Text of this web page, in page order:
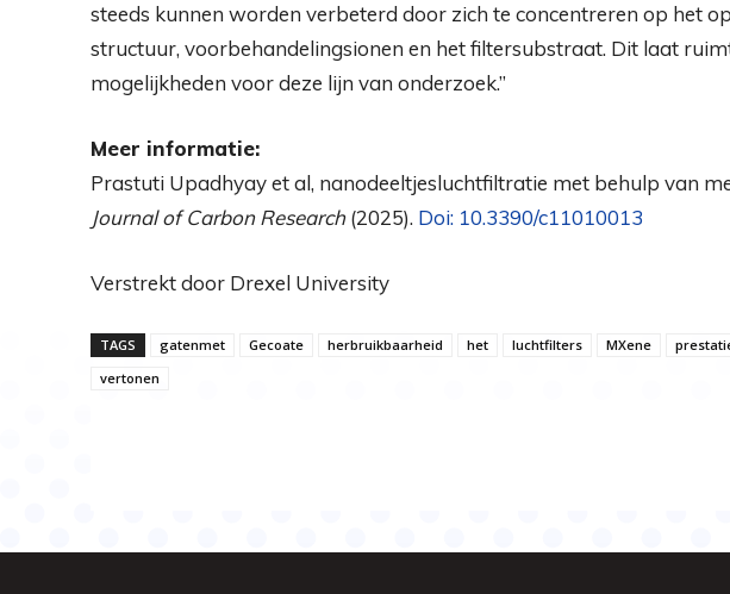
steeds kunnen worden verbeterd door zich te concentreren op het
structuur, voorbehandelingsionen en het filtersubstraat. Dit laat
mogelijkheden voor deze lijn van onderzoek.”
Meer informatie:
Prastuti Upadhyay et al, nanodeeltjesluchtfiltratie met behulp van
Journal of Carbon Research(2025). Doi: 10.3390/c11010013
Verstrekt door Drexel University
TAGS gatenmet Gecoate herbruikbaarheid het luchtfilters MXene
vertonen